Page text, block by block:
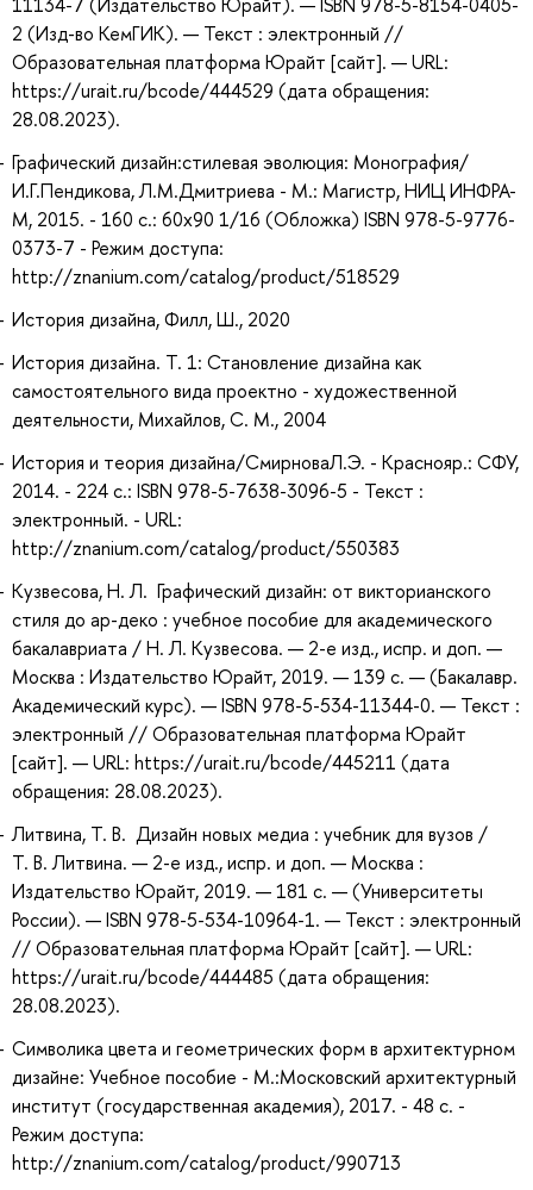
2 (Изд-во КемГИК). — Текст : электронный //
Образовательная платформа Юрайт [сайт]. — URL:
https://urait.ru/bcode/444529 (дата обращения:
28.08.2023).
Графический дизайн:стилевая эволюция: Монография/
И.Г.Пендикова, Л.М.Дмитриева - М.: Магистр, НИЦ ИНФРА-
М, 2015. - 160 с.: 60x90 1/16 (Обложка) ISBN 978-5-9776-
0373-7 - Режим доступа:
http://znanium.com/catalog/product/518529
История дизайна, Филл, Ш., 2020
История дизайна. Т. 1: Становление дизайна как
самостоятельного вида проектно - художественной
деятельности, Михайлов, С. М., 2004
История и теория дизайна/СмирноваЛ.Э. - Краснояр.: СФУ,
2014. - 224 с.: ISBN 978-5-7638-3096-5 - Текст :
электронный. - URL:
http://znanium.com/catalog/product/550383
Кузвесова, Н. Л. Графический дизайн: от викторианского
стиля до ар-деко : учебное пособие для академического
бакалавриата / Н. Л. Кузвесова. — 2-е изд., испр. и доп. —
Москва : Издательство Юрайт, 2019. — 139 с. — (Бакалавр.
Академический курс). — ISBN 978-5-534-11344-0. — Текст :
электронный // Образовательная платформа Юрайт
[сайт]. — URL: https://urait.ru/bcode/445211 (дата
обращения: 28.08.2023).
Литвина, Т. В. Дизайн новых медиа : учебник для вузов /
Т. В. Литвина. — 2-е изд., испр. и доп. — Москва :
Издательство Юрайт, 2019. — 181 с. — (Университеты
России). — ISBN 978-5-534-10964-1. — Текст : электронный
// Образовательная платформа Юрайт [сайт]. — URL:
https://urait.ru/bcode/444485 (дата обращения:
28.08.2023).
Символика цвета и геометрических форм в архитектурном
дизайне: Учебное пособие - М.:Московский архитектурный
институт (государственная академия), 2017. - 48 с. -
Режим доступа:
http://znanium.com/catalog/product/990713